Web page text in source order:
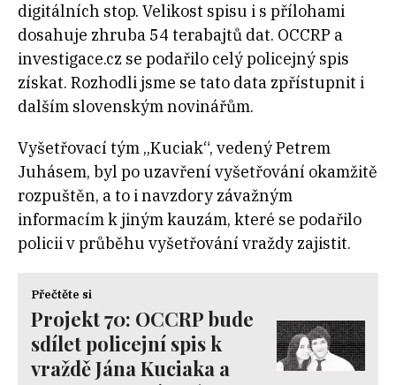
digitálních stop. Velikost spisu i s přílohami
dosahuje zhruba 54 terabajtů dat. OCCRP a
investigace.cz se podařilo celý policejný spis
získat. Rozhodli jsme se tato data zpřístupnit i
dalším slovenským novinářům.
Vyšetřovací tým „Kuciak“, vedený Petrem
Juhásem, byl po uzavření vyšetřování okamžitě
rozpuštěn, a to i navzdory závažným
informacím k jiným kauzám, které se podařilo
policii v průběhu vyšetřování vraždy zajistit.
Přečtěte si
Projekt 70: OCCRP bude
sdílet policejní spis k
vraždě Jána Kuciaka a